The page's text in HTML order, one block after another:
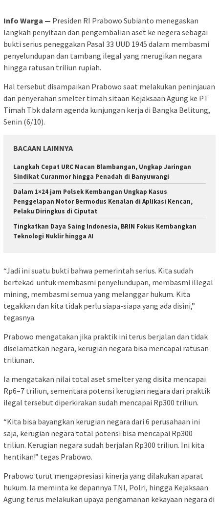
Info Warga — Presiden RI Prabowo Subianto menegaskan
langkah penyitaan dan pengembalian aset ke negera sebagai
bukti serius peneggakan Pasal 33 UUD 1945 dalam membasmi
penyelundupan dan tambang ilegal yang merugikan negara
hingga ratusan triliun rupiah.
Hal tersebut disampaikan Prabowo saat melakukan peninjauan
dan penyerahan smelter timah sitaan Kejaksaan Agung ke PT
Timah Tbk dalam agenda kunjungan kerja di Bangka Belitung,
Senin (6/10).
BACAAN LAINNYA
Langkah Cepat URC Macan Blambangan, Ungkap Jaringan
Sindikat Curanmor hingga Penadah di Banyuwangi
Dalam 1×24 jam Polsek Kembangan Ungkap Kasus
Penggelapan Motor Bermodus Kenalan di Aplikasi Kencan,
Pelaku Diringkus di Ciputat
Tingkatkan Daya Saing Indonesia, BRIN Fokus Kembangkan
Teknologi Nuklir hingga AI
“Jadi ini suatu bukti bahwa pemerintah serius. Kita sudah
bertekad untuk membasmi penyelundupan, membasmi illegal
mining, membasmi semua yang melanggar hukum. Kita
tegakkan dan kita tidak perlu siapa-siapa yang ada disini,”
tegasnya.
Prabowo mengatakan jika praktik ini terus berjalan dan tidak
diselamatkan negara, kerugian negara bisa mencapai ratusan
triliunan.
Ia mengatakan nilai total aset smelter yang disita mencapai
Rp6–7 triliun, sementara potensi kerugian negara dari praktik
ilegal tersebut diperkirakan sudah mencapai Rp300 triliun.
“Kita bisa bayangkan kerugian negara dari 6 perusahaan ini
saja, kerugian negara total potensi bisa mencapai Rp300
triliun. Kerugian negara sudah berjalan Rp300 triliun. Ini kita
hentikan!” tegas Prabowo.
Prabowo turut mengapresiasi kinerja yang dilakukan aparat
hukum. Ia meminta ke depannya TNI, Polri, hingga Kejaksaan
Agung terus melakukan upaya pengamanan kekayaan negara di